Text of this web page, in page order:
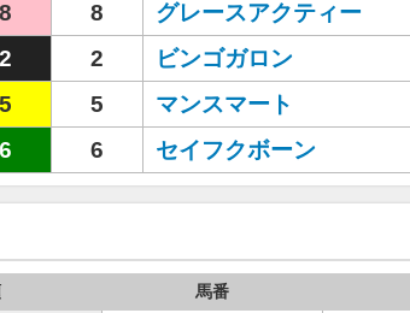
8 8 グレースアクティー
2 2 ビンゴガロン
5 5 マンスマート
6 6 セイフクボーン
馬番